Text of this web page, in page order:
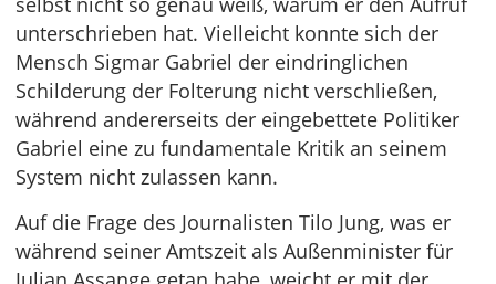
unterschrieben hat. Vielleicht konnte sich der
Mensch Sigmar Gabriel der eindringlichen
Schilderung der Folterung nicht verschließen,
während andererseits der eingebettete Politiker
Gabriel eine zu fundamentale Kritik an seinem
System nicht zulassen kann.
Auf die Frage des Journalisten Tilo Jung, was er
während seiner Amtszeit als Außenminister für